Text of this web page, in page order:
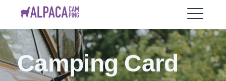
content
AlpacaCamping
EXPAND
Camping Card